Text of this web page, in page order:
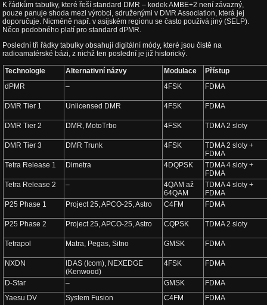
K řádkům tabulky, které řeší standard DMR – kodek AMBE+2 není závazný,
pouze panuje shoda mezi výrobci, sdruženými v DMR Association, která jej
doporučuje. Nicméně např. v asijském regionu se často používá jiný (SELP).
Něco podobného platí pro standard dPMR.
Poslední tři řádky tabulky obsahují digitální módy, které jsou čistě na
radioamatérské bázi, z nichž ten poslední je již historický.
Technologie Alternativní názvy Modulace
Přístup
dPMR
– 4FSK FDMA
DMR Tier 1 Unlicensed DMR 4FSK FDMA
DMR Tier 2 DMR, MotoTrbo 4FSK TDMA 2 sloty
DMR Tier 3 DMR Trunk 4FSK
TDMA 2 sloty +
FDMA
Tetra Release 1
Dimetra 4DQPSK
TDMA 4 sloty +
FDMA
Tetra Release 2
–
4QAM až
64QAM
TDMA 4 sloty +
FDMA
P25 Phase 1
Project 25, APCO-25, Astro C4FM FDMA
P25 Phase 2 Project 25, APCO-25, Astro CQPSK TDMA 2 sloty
Tetrapol Matra, Pegas, Sitno GMSK FDMA
NXDN
IDAS (Icom), NEXEDGE
(Kenwood)
4FSK FDMA
D-Star – GMSK
FDMA
Yaesu DV
System Fusion C4FM FDMA